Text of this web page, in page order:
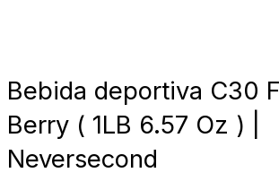
Bebida deportiva C30
Berry ( 1LB 6.57 Oz ) |
Neversecond